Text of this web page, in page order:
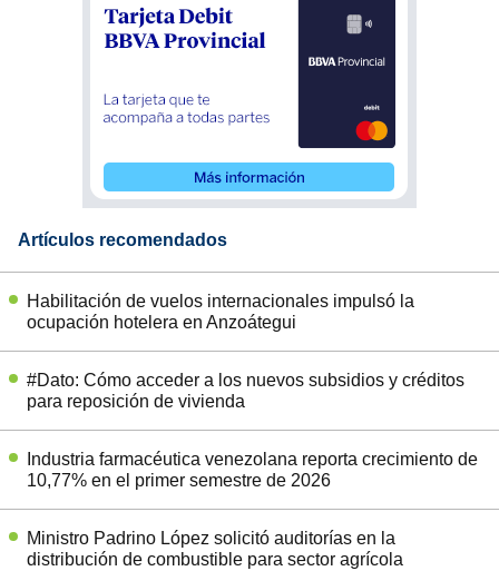
Artículos recomendados
Habilitación de vuelos internacionales impulsó la
ocupación hotelera en Anzoátegui
#Dato: Cómo acceder a los nuevos subsidios y créditos
para reposición de vivienda
Industria farmacéutica venezolana reporta crecimiento de
10,77% en el primer semestre de 2026
Ministro Padrino López solicitó auditorías en la
distribución de combustible para sector agrícola